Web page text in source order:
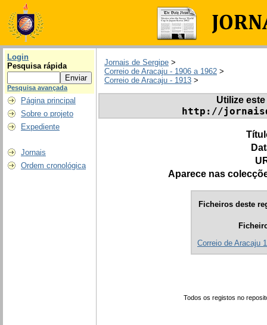
Login
Pesquisa rápida
Pesquisa avançada
Página principal
Sobre o projeto
Expediente
Jornais
Ordem cronológica
Jornais de Sergipe >
Correio de Aracaju - 1906 a 1962 >
Correio de Aracaju - 1913 >
Utilize
http://
Aparece nas
Ficheiros deste
Correio de Aracaju
Todos os registos no